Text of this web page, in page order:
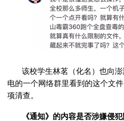
该校学生林茗（化名）也向
电的一个网络群里看到的这个文
项清查。
《通知》的内容是否涉嫌侵犯